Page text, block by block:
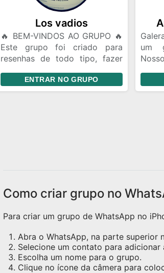
Flertes.
Los vadios
🔥 BEM-VINDOS AO GRUPO 🔥
Este grupo foi criado para
resenhas de todo tipo, fazer
ideias e se divertir. 📌
Divulgação de Instagram: Você
e faça novas amizades!
ENTRAR NO GRUPO
um
Como criar grupo no
Para criar um grupo de WhatsApp no
Abra o WhatsApp, na parte superior
Selecione um contato para
Escolha um nome para o grupo.
Clique no ícone da câmera para